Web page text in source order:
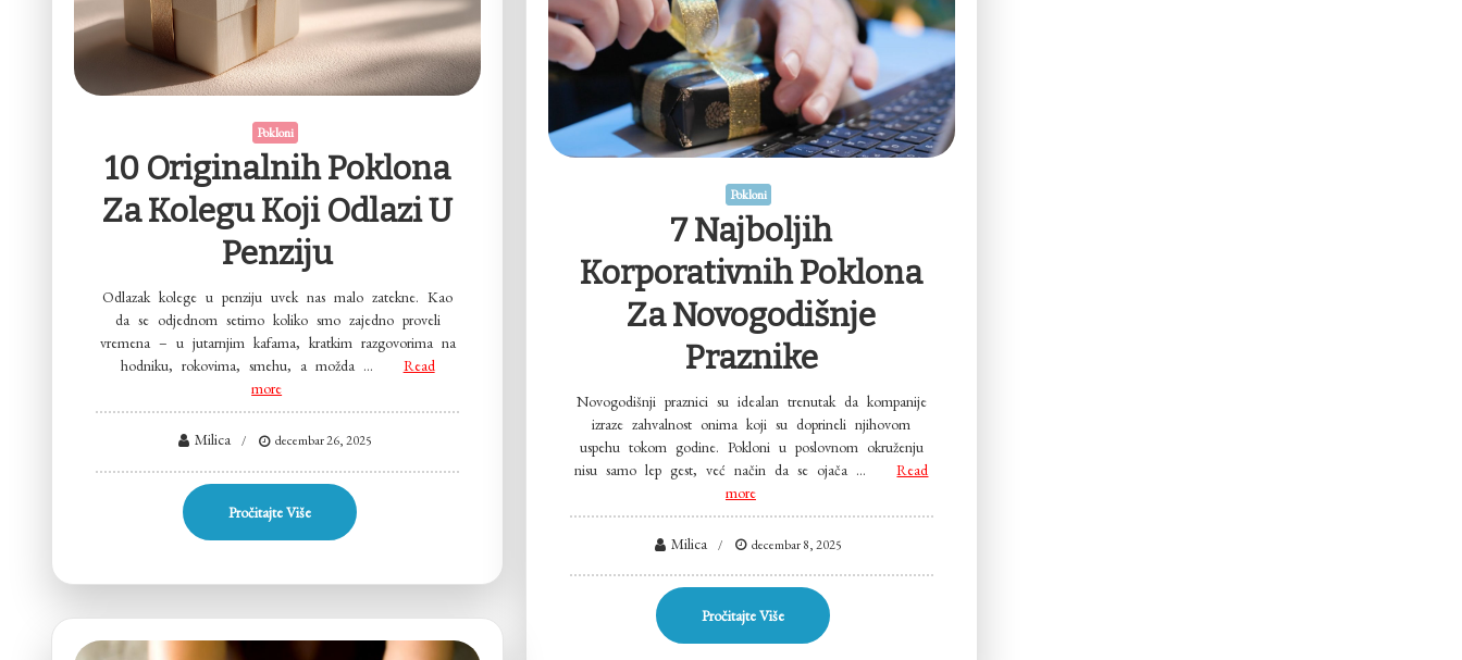
Pokloni
10 Originalnih Poklona
Za Kolegu Koji Odlazi U
Penziju
Odlazak kolege u penziju uvek nas malo zatekne. Kao
da se odjednom setimo koliko smo zajedno proveli
vremena – u jutarnjim kafama, kratkim razgovorima na
hodniku, rokovima, smehu, a možda …
Read
more
Milica decembar 26, 2025
Pročitajte Više
Pokloni
7 Najboljih
Korporativnih Poklona
Za Novogodišnje
Praznike
Novogodišnji praznici su idealan trenutak da kompanije
izraze zahvalnost onima koji su doprineli njihovom
uspehu tokom godine. Pokloni u poslovnom okruženju
nisu samo lep gest, već način da se ojača …
Read
more
Milica decembar 8, 2025
Pročitajte Više